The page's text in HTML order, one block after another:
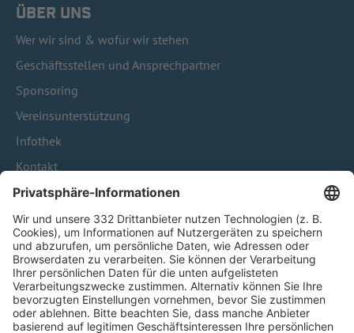
ÜBER UNS
Wer wir sind & wofür wir stehen
Geschäftsstellen und Ansprechpartner
Sponsoring
Vereinsunterstützung
Infothek
Kontakt
HÄUFIG BESUCHTE SEITEN
Pässe und Vereinswechsel
Trainerausbildung
Schulungsangebot Vereinsmitarbeiter
BFV-Geschäftsstellen